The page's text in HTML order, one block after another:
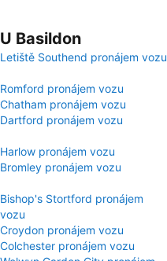
U Basildon
Letiště Southend pronájem vozu
Romford pronájem vozu
Chatham pronájem vozu
Dartford pronájem vozu
Harlow pronájem vozu
Bromley pronájem vozu
Bishop's Stortford pronájem
vozu
Croydon pronájem vozu
Colchester pronájem vozu